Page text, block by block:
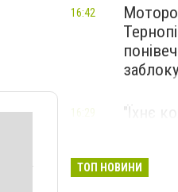
16:42
"Їхнє
16:29
ТОП НОВИНИ